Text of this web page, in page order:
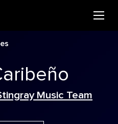
Music Team